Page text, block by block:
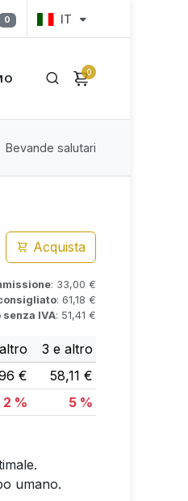
0 IT
0
Bevande salutari
Acquista
: 33,00 €
: 61,18 €
senza IVA: 51,41 €
3 e altro
€
58,11 €
2 % 5 %
umano.